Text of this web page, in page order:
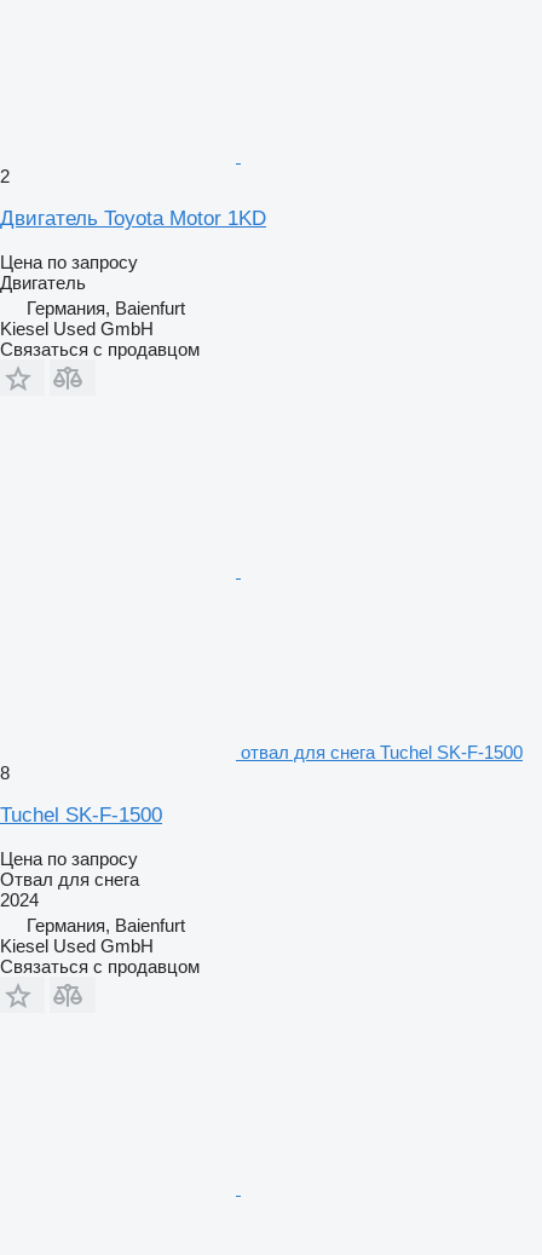
2
Двигатель Toyota Motor 1KD
Цена по запросу
Двигатель
Германия, Baienfurt
Kiesel Used GmbH
Связаться с продавцом
отвал для снега Tuchel SK-F-1500
8
Tuchel SK-F-1500
Цена по запросу
Отвал для снега
2024
Германия, Baienfurt
Kiesel Used GmbH
Связаться с продавцом